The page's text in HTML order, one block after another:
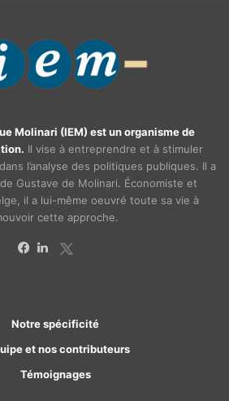
Molinari (IEM) est un organisme de
Il vise à entreprendre et à stimuler
l’analyse des politiques publiques. Il a
Gustave de Molinari. Économiste et
il a lui-même oeuvré toute sa vie à
cette approche.
Notre spécificité
et nos contributeurs
Témoignages